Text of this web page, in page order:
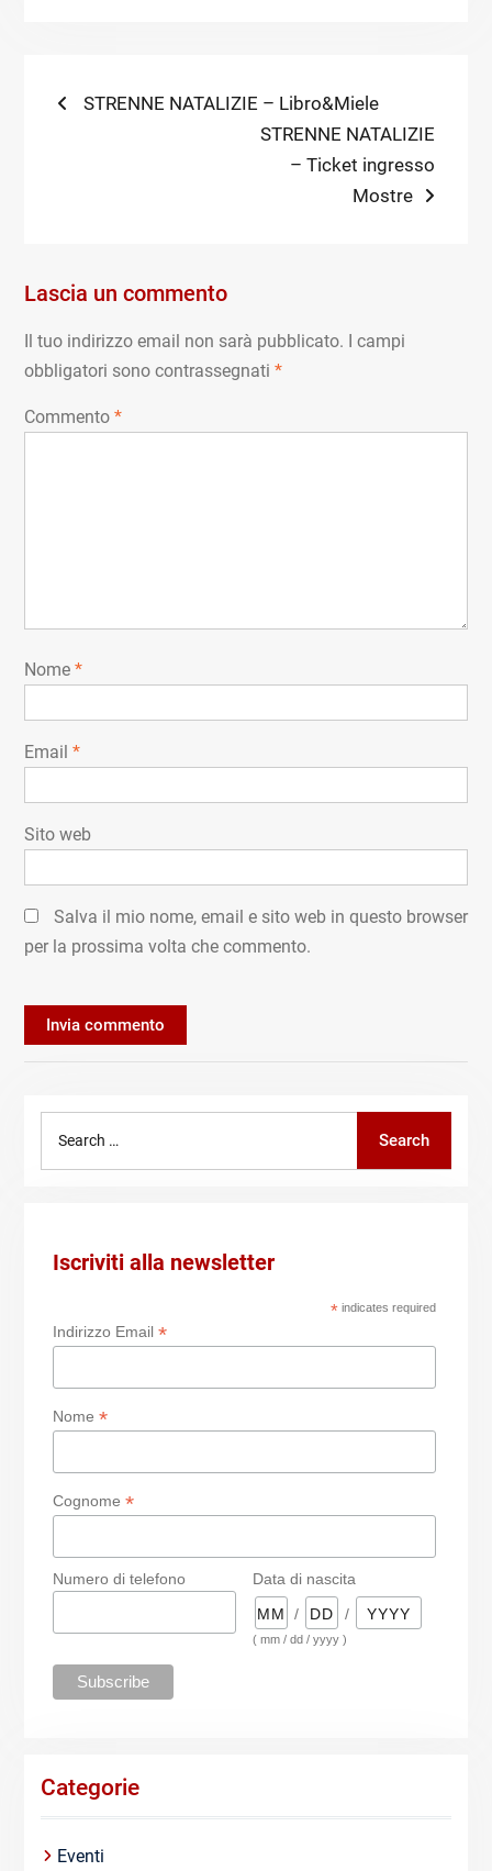
Navigazione
Previous
STRENNE NATALIZIE – Libro&Miele
Next
post:
STRENNE NATALIZIE
– Ticket ingresso
Mostre
Lascia un commento
Il tuo indirizzo email non sarà pubblicato.
I campi
obbligatori sono contrassegnati *
Commento *
Nome *
Email *
Sito web
Salva il mio nome, email e sito web in questo browser
per la prossima volta che commento.
Search
Iscriviti alla newsletter
*indicates required
Indirizzo Email *
Nome *
Cognome *
Numero di telefono
Data di nascita
/
/
( mm / dd / yyyy )
Categorie
Eventi